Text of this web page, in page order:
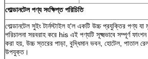
গোল্ডানটেল পণ্য সংক্ষিপ্ত পরিচিতি
গোল্ডানটেল সুইং টার্নস্টাইল হ'ল একটি উচ্চ প্রযুক্তির পণ্য যা
পরিচালনা সরবরাহ করে his এই পণ্যটি সূক্ষ্মভাবে সম্পূর্ণ
করা হয়, উচ্চ স্তরের পাড়া, বুদ্ধিমান ভবন, হোটেল, পাতাল
উপযুক্ত।